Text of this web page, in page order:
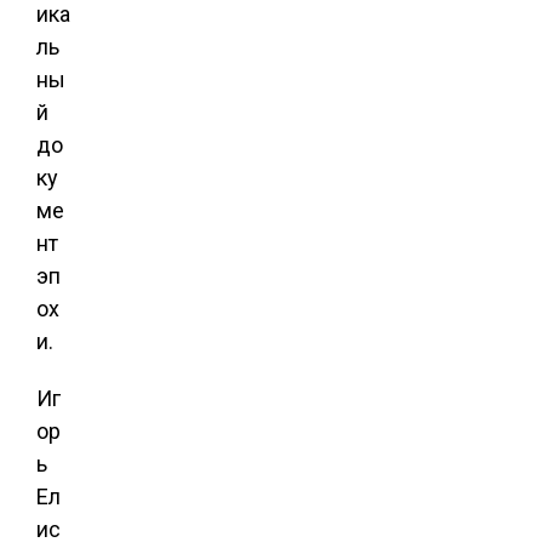
ика
ль
ны
й
до
ку
ме
нт
эп
ох
и.
Иг
ор
ь
Ел
ис